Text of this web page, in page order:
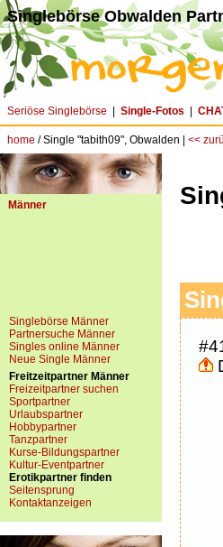
Singlebörse Obwalden
Seriöse Singlebörse Single-Fotos
home / Single "tabith09", Obwalden | <<
Männer
Singlebörse Männer
Partnersuche Männer
Singles online Männer
Neue Single Männer
Freitzeitpartner Männer
Freizeitpartner suchen
Sportpartner
Urlaubspartner
Hobbypartner
Tanzpartner
Kurse-Bildungspartner
Kultur-Eventpartner
Erotikpartner finden
Seitensprung
Kontaktanzeigen